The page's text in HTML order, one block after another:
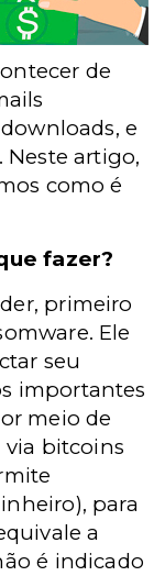
de
e
Neste artigo,
como é
fazer?
primeiro
Ele
seu
importantes
meio de
via bitcoins
para
a
é indicado